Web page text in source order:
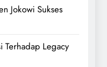
Jokowi Sukses
Terhadap Legacy